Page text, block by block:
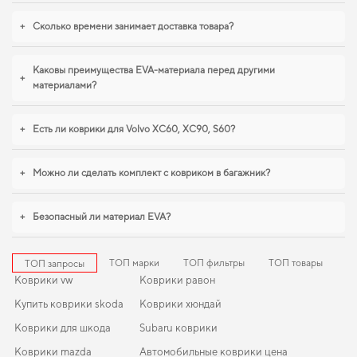
лишних хлопот. Когда требуется баланс между эстетикой и
функциональностью,
коврики для авто dacia solenza
поддерживать вас в уходе за автомобилем и предлагать только
действительно достойные товары.
+ Сколько времени занимает доставка товара?
+
Каковы преимущества EVA-материала перед другими
материалами?
+ Есть ли коврики для Volvo XC60, XC90, S60?
+ Можно ли сделать комплект с ковриком в багажник?
+ Безопасный ли материал EVA?
ТОП запросы ТОП марки ТОП фильтры ТОП товары
Коврики vw
Купить коврики skoda
Коврики для шкода
Коврики mazda
Коврики равон
Коврики хюндай
Subaru коврики
Автомобильные коврики цена